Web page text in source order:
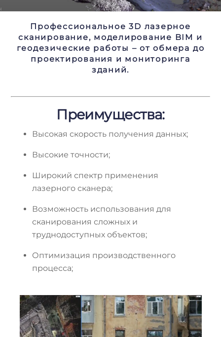
Профессиональное 3D лазерное
сканирование, моделирование BIM и
геодезические работы – от обмера до
проектирования и мониторинга
зданий.
Преимущества:
Высокая скорость получения данных;
Высокие точности;
Широкий спектр применения
лазерного сканера;
Возможность использования для
сканирования сложных и
труднодоступных объектов;
Оптимизация производственного
процесса;